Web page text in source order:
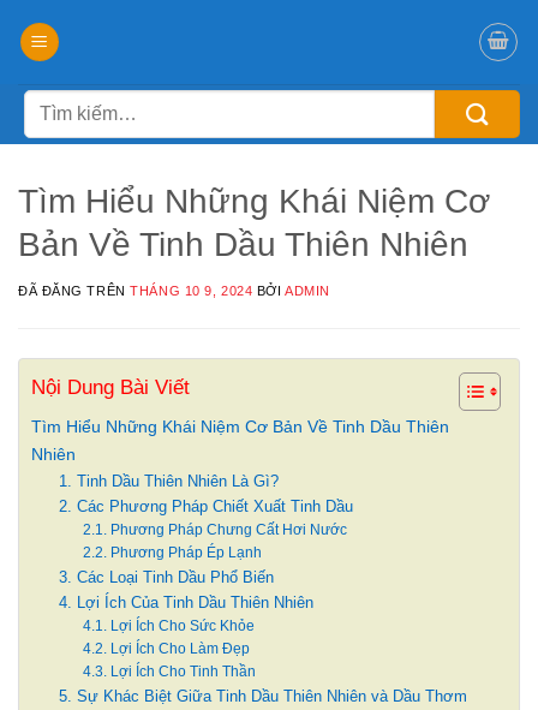
đến
dungTìm
kiếm:
Tìm Hiểu Những Khái Niệm Cơ
Bản Về Tinh Dầu Thiên Nhiên
ĐÃ ĐĂNG TRÊNTHÁNG 10 9, 2024 BỞIADMIN
Nội Dung Bài Viết
Tìm Hiểu Những Khái Niệm Cơ Bản Về Tinh Dầu Thiên
Nhiên
1. Tinh Dầu Thiên Nhiên Là Gì?
2. Các Phương Pháp Chiết Xuất Tinh Dầu
2.1. Phương Pháp Chưng Cất Hơi Nước
2.2. Phương Pháp Ép Lạnh
3. Các Loại Tinh Dầu Phổ Biến
4. Lợi Ích Của Tinh Dầu Thiên Nhiên
4.1. Lợi Ích Cho Sức Khỏe
4.2. Lợi Ích Cho Làm Đẹp
4.3. Lợi Ích Cho Tinh Thần
5. Sự Khác Biệt Giữa Tinh Dầu Thiên Nhiên và Dầu Thơm